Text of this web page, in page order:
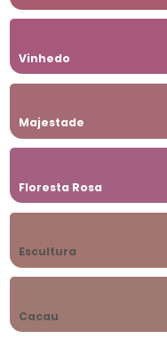
Vinhedo
Majestade
Floresta Rosa
Escultura
Cacau